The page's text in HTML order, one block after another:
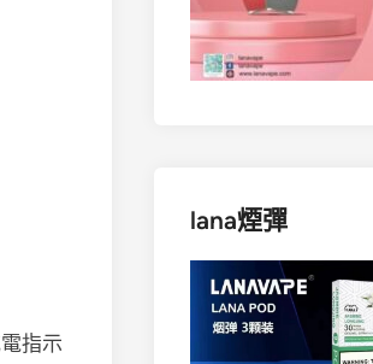
指示
lana煙彈